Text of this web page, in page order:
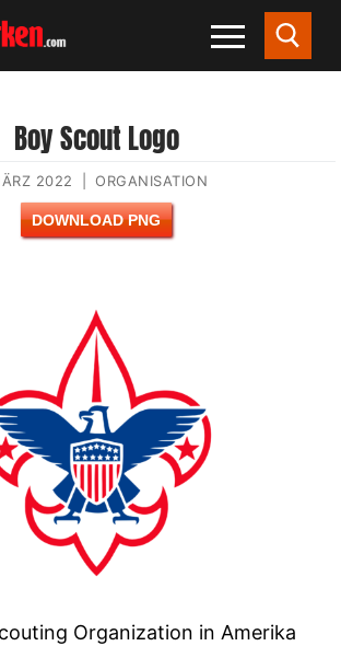
Boy Scout Logo
2022 ORGANISATION
DOWNLOAD PNG
Organization in Amerika